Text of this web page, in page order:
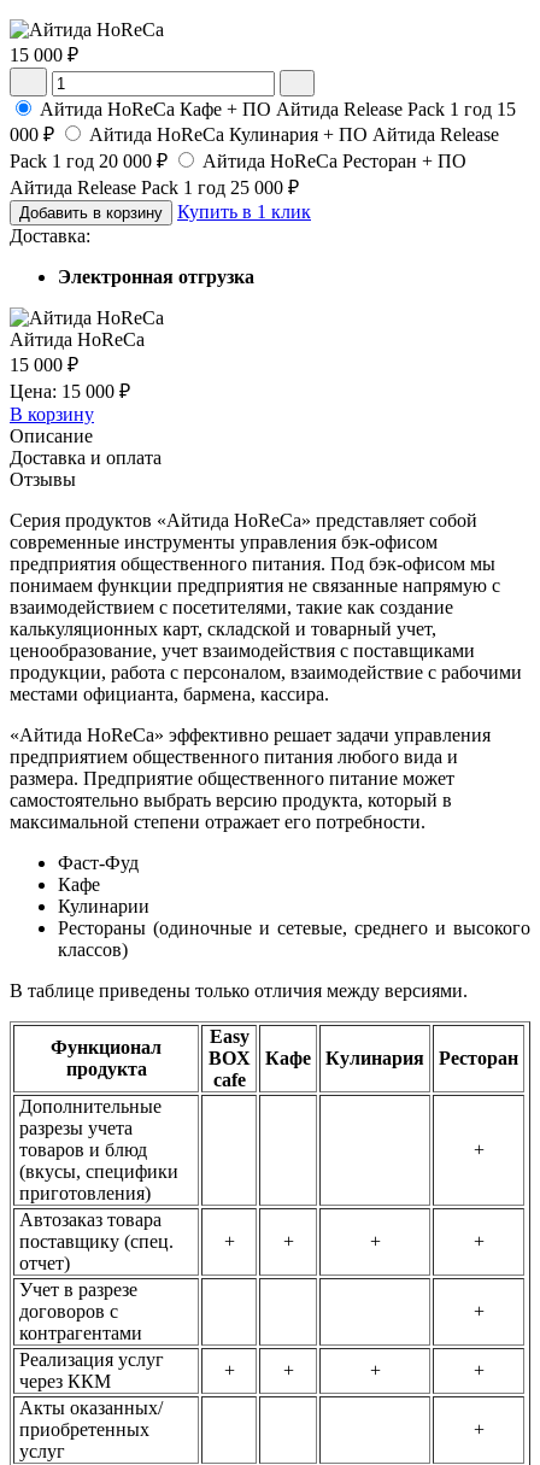
15 000 ₽
Айтида HoReCa Кафе + ПО Айтида Release Pack 1 год 15
000 ₽
Айтида HoReCa Кулинария + ПО Айтида Release
Pack 1 год 20 000 ₽
Айтида HoReCa Ресторан + ПО
Айтида Release Pack 1 год 25 000 ₽
Добавить в корзину
Купить в 1 клик
Доставка:
Электронная отгрузка
Айтида HoReCa
15 000 ₽
Цена: 15 000 ₽
В корзину
Описание
Доставка и оплата
Отзывы
Серия продуктов «Айтида HoReCa» представляет собой
современные инструменты управления бэк-офисом
предприятия общественного питания. Под бэк-офисом мы
понимаем функции предприятия не связанные напрямую с
взаимодействием с посетителями, такие как создание
калькуляционных карт, складской и товарный учет,
ценообразование, учет взаимодействия с поставщиками
продукции, работа с персоналом, взаимодействие с рабочими
местами официанта, бармена, кассира.
«Айтида HoReCa» эффективно решает задачи управления
предприятием общественного питания любого вида и
размера. Предприятие общественного питание может
самостоятельно выбрать версию продукта, который в
максимальной степени отражает его потребности.
Фаст-Фуд
Кафе
Кулинарии
Рестораны (одиночные и сетевые, среднего и высокого
классов)
В таблице приведены только отличия между версиями.
Функционал
продукта
Easy
BOX
cafe
Кафе Кулинария Ресторан
Дополнительные
разрезы учета
товаров и блюд
(вкусы, специфики
приготовления)
+
Автозаказ товара
поставщику (спец.
отчет)
+ + + +
Учет в разрезе
договоров с
контрагентами
+
Реализация услуг
через ККМ
+ + +
+
Акты оказанных/
приобретенных
услуг
+